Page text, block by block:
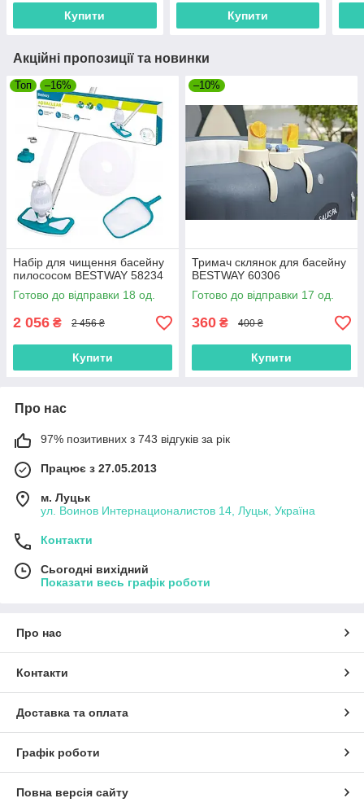
Купити Купити
Акційні пропозиції та новинки
Топ –16%
Набір для чищення басейну
пилососом BESTWAY 58234
Готово до відправки 18 од.
2 056 ₴ 2 456 ₴
Купити
–10%
Тримач склянок для басейну
BESTWAY 60306
Готово до відправки 17 од.
360 ₴ 400 ₴
Купити
Про нас
97% позитивних з 743 відгуків за рік
Працює з 27.05.2013
м. Луцьк
ул. Воинов Интернационалистов 14, Луцьк, Україна
Контакти
Сьогодні вихідний
Показати весь графік роботи
Про нас
Контакти
Доставка та оплата
Графік роботи
Повна версія сайту